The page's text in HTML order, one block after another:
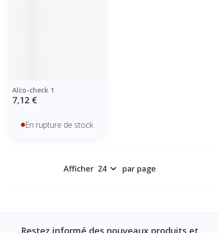
Alco-check 1
7,12 €
En rupture de stock
Afficher par page
Restez informé des nouveaux produits et